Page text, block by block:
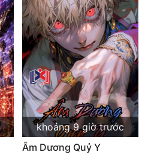
khoảng 9 giờ trước
Âm Dương Quỷ Y